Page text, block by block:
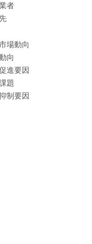
者
場動向
向
進要因
題
制要因